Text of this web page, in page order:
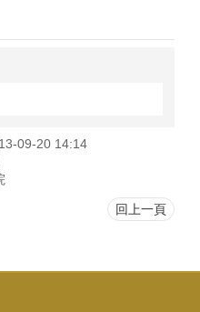
09-20 14:14
回上一頁